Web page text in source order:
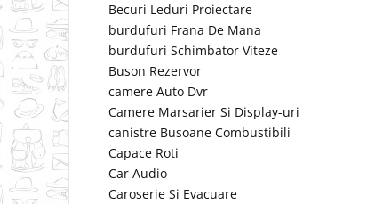
Becuri Leduri Proiectare
burdufuri Frana De Mana
burdufuri Schimbator Viteze
Buson Rezervor
camere Auto Dvr
Camere Marsarier Si Display-uri
canistre Busoane Combustibili
Capace Roti
Car Audio
Caroserie Si Evacuare